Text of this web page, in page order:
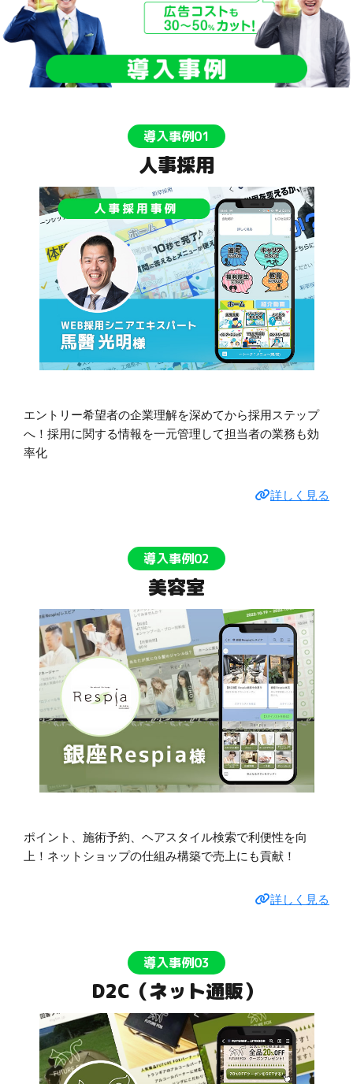
導入事例01
人事採用
エントリー希望者の企業理解を深めてから採用ステップ
へ！採用に関する情報を一元管理して担当者の業務も効
率化
詳しく見る
導入事例02
美容室
ポイント、施術予約、ヘアスタイル検索で利便性を向
上！ネットショップの仕組み構築で売上にも貢献！
詳しく見る
導入事例03
D2C（ネット通販）